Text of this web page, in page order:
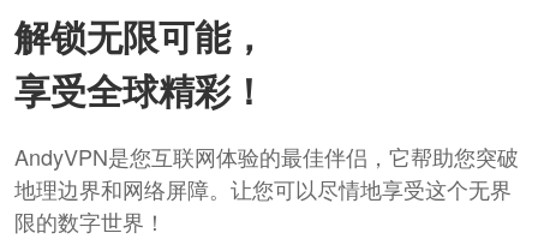
解锁无限可能，
享受全球精彩！
AndyVPN是您互联网体验的最佳伴侣，它帮助您突破
地理边界和网络屏障。让您可以尽情地享受这个无界
限的数字世界！